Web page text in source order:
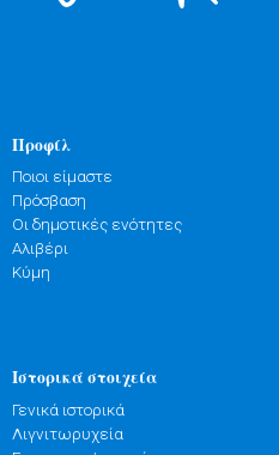
Προφίλ
Ποιοι είμαστε
Πρόσβαση
Οι δημοτικές ενότητες
Αλιβέρι
Κύμη
Ιστορικά στοιχεία
Γενικά ιστορικά
Λιγνιτωρυχεία